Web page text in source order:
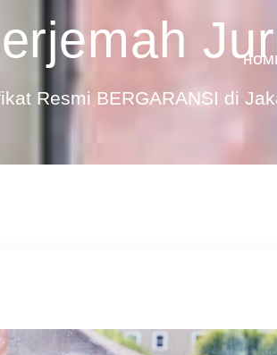
Resmi BERGARANSI di